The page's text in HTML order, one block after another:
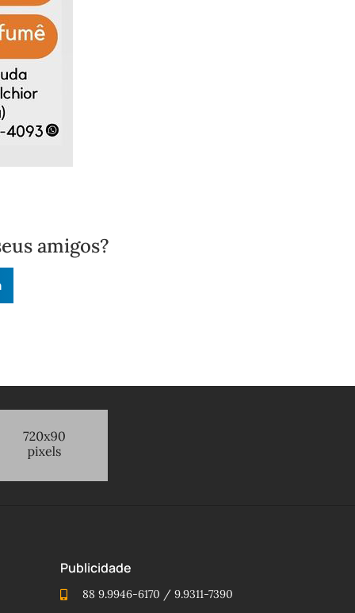
amigos?
Publicidade
88 9.9946-6170 / 9.9311-7390